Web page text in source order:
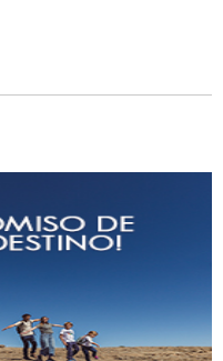
menos de un mes, es muy